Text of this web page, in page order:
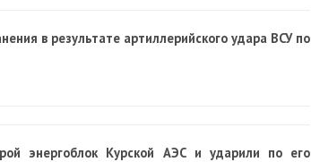
в результате артиллерийского удара ВСУ по
энергоблок Курской АЭС и ударили по его